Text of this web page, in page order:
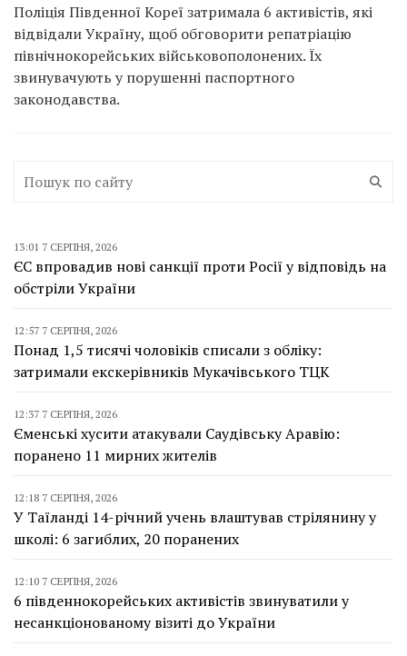
Поліція Південної Кореї затримала 6 активістів, які
відвідали Україну, щоб обговорити репатріацію
північнокорейських військовополонених. Їх
звинувачують у порушенні паспортного
законодавства.
13:01 7 СЕРПНЯ, 2026
ЄС впровадив нові санкції проти Росії у відповідь на
обстріли України
12:57 7 СЕРПНЯ, 2026
Понад 1,5 тисячі чоловіків списали з обліку:
затримали екскерівників Мукачівського ТЦК
12:37 7 СЕРПНЯ, 2026
Єменські хусити атакували Саудівську Аравію:
поранено 11 мирних жителів
12:18 7 СЕРПНЯ, 2026
У Таїланді 14-річний учень влаштував стрілянину у
школі: 6 загиблих, 20 поранених
12:10 7 СЕРПНЯ, 2026
6 південнокорейських активістів звинуватили у
несанкціонованому візиті до України